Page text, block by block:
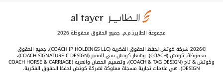
مجموعة الطايرذ.م.م. جميع الحقوق محفوظة 2026
©2026 شركة كوتش لحفظ الحقوق الفكرية (COACH IP HOLDINGS LLC). جميع الحقوق
محفوظة. كوتش (COACH)، وشعار كوتش سي المميز (COACH SIGNATURE C DESIGN)،
وكوتش & تاج (COACH & TAG DESIGN)، وتصميم الحصان والعربة (COACH HORSE & CARRIAGE
DESIGN)، هي علامات تجارية مسجلة مملوكة لشركة كوتش لحفظ الحقوق الفكرية.